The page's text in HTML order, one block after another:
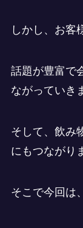
しかし、お客
話題が豊富で
ながっていき
そして、飲み
にもつながり
そこで今回は、